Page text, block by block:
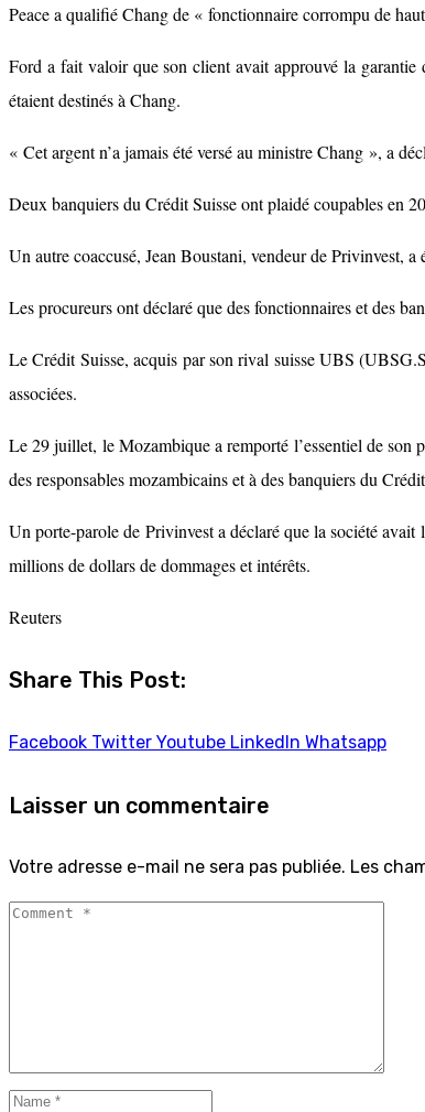
Peace a qualifié Chang de « fonctionnaire corrompu de
Ford a fait valoir que son client avait approuvé la garantie
étaient destinés à Chang.
« Cet argent n’a jamais été versé au ministre Chang », a
Deux banquiers du Crédit Suisse ont plaidé coupables en
Un autre coaccusé, Jean Boustani, vendeur de Privinvest,
Les procureurs ont déclaré que des fonctionnaires et des
Le Crédit Suisse, acquis par son rival suisse UBS
associées.
Le 29 juillet, le Mozambique a remporté l’essentiel de
des responsables mozambicains et à des banquiers du
Un porte-parole de Privinvest a déclaré que la société
millions de dollars de dommages et intérêts.
Reuters
Share This Post:
Facebook Twitter Youtube LinkedIn Whatsapp
Laisser un commentaire
Votre adresse e-mail ne sera pas publiée. Les